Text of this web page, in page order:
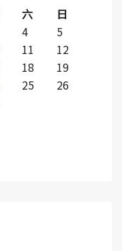
六
日
4
5
11
12
18
19
25
26